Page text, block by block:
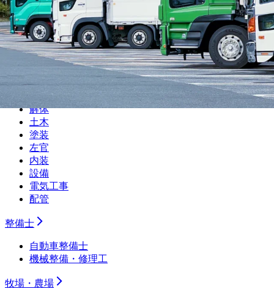
研究・開発・企画
テクニカルライター
職人
鳶
建設
解体
土木
塗装
左官
内装
設備
電気工事
配管
整備士
自動車整備士
機械整備・修理工
牧場・農場